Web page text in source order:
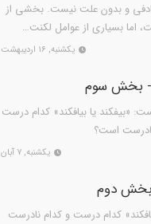
تصادفی و بدون علت نیست. بخشی از
اما بسیاری از عوامل لکنت…
یکشنبه, ۱۶ اردیبهشت
- بخش سوم
یا بیافکند» کدام درست
است؟
یکشنبه, ۷ آبان
بخش دوم
کدام درست و کدام نادرست